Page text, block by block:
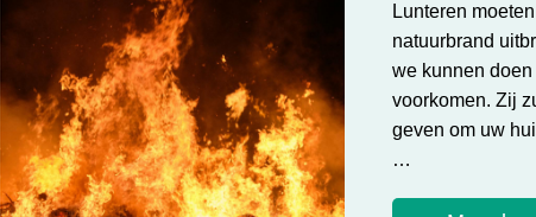
Lunteren
natuurbrand
we kunnen
voorkomen. Zij
geven om uw
…